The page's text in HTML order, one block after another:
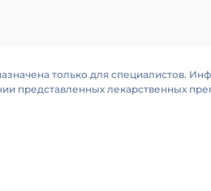
только для специалистов.
представленных лекарственных